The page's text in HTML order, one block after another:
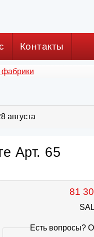
Контакты
августа
Арт. 65
81
Есть вопросы?